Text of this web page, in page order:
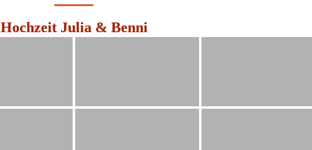
Hochzeit Julia & Benni